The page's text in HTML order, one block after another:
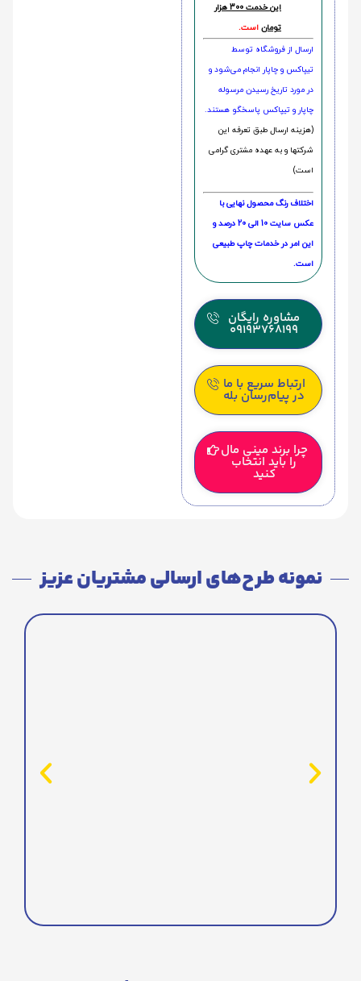
این خدمت 300 هزار
تومان است.
ارسال از فروشگاه توسط
تیپاکس و چاپار انجام می‌شود و
در مورد تاریخ رسیدن مرسوله
چاپار و تیپاکس پاسخگو هستند.
(هزینه ارسال طبق تعرفه این
شرکتها و به عهده مشتری گرامی
است)
اختلاف رنگ محصول نهایی با
عکس سایت 10 الی 20 درصد و
این امر در خدمات چاپ طبیعی
است.
مشاوره رایگان
09193768199
ارتباط سریع با ما
در پیام‌رسان بله
چرا برند مینی مال
را باید انتخاب
کنید
نمونه طرح‌های ارسالی مشتریان عزیز